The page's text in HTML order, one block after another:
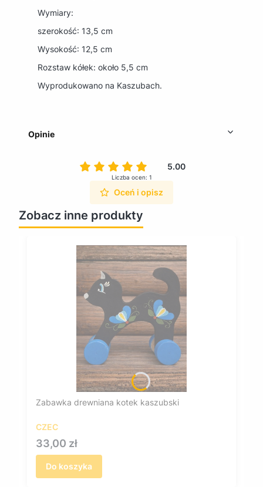
Wymiary:
szerokość: 13,5 cm
Wysokość: 12,5 cm
Rozstaw kółek: około 5,5 cm
Wyprodukowano na Kaszubach.
Opinie
5.00
Liczba ocen: 1
Oceń i opisz
Zobacz inne produkty
Zabawka drewniana kotek kaszubski
CZEC
Cena
33,00 zł
Do koszyka